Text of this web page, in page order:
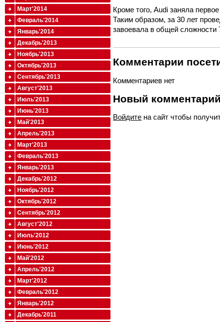
Кроме того, Audi заняла
Таким образом, за 30 лет
завоевала в общей сложности
Комментарии
Комментариев нет
Новый
Войдите на сайт чтобы
Март'2014
Февраль'2014
Январь'2014
Декабрь'2013
Ноябрь'2013
Октябрь'2013
Сентябрь'2013
Август'2013
Июль'2013
Июнь'2013
Май'2013
Апрель'2013
Март'2013
Февраль'2013
Январь'2013
Декабрь'2012
Ноябрь'2012
Октябрь'2012
Сентябрь'2012
Август'2012
Июль'2012
Июнь'2012
Май'2012
Апрель'2012
Март'2012
Февраль'2012
Январь'2012
Декабрь'2011